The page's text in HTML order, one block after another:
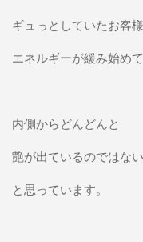
ギュっとしていたお客
エネルギーが緩み始め
内側からどんどんと
艶が出ているのではない
と思っています。